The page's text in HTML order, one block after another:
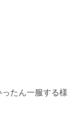
たん一服する様